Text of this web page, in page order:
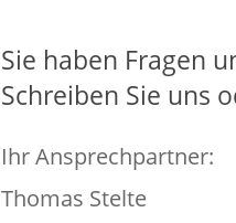
Sie haben Fragen
Schreiben Sie uns
Ihr Ansprechpartner:
Thomas Stelte